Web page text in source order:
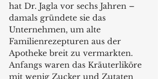
hat Dr. Jagla vor sechs Jahren –
damals gründete sie das
Unternehmen, um alte
Familienrezepturen aus der
Apotheke breit zu vermarkten.
Anfangs waren das Kräuterliköre
mit wenig Zucker und Zutaten